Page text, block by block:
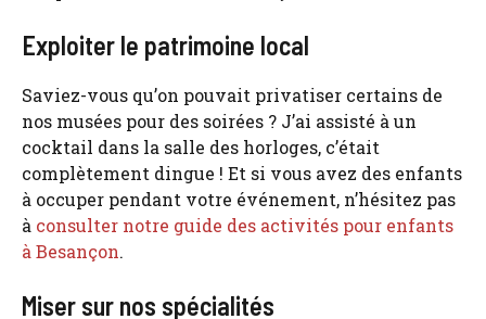
Exploiter le patrimoine local
Saviez-vous qu’on pouvait privatiser certains de
nos musées pour des soirées ? J’ai assisté à un
cocktail dans la salle des horloges, c’était
complètement dingue ! Et si vous avez des enfants
à occuper pendant votre événement, n’hésitez pas
à consulter notre guide des activités pour enfants
à Besançon.
Miser sur nos spécialités